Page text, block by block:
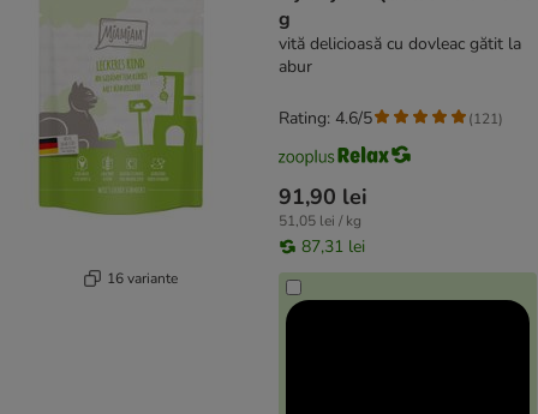
16 variante
g
vită delicioasă cu dovleac gătit la
abur
91,90 lei
51,05 lei / kg
87,31 lei
Rating: 4.6/5 (121)